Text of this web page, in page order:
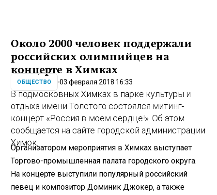
Около 2000 человек поддержали
российских олимпийцев на
концерте в Химках
ОБЩЕСТВО 03 февраля 2018 16:33
В подмосковных Химках в парке культуры и
отдыха имени Толстого состоялся митинг-
концерт «Россия в моем сердце!» . Об этом
сообщается на сайте городской администрации
Химок.
Организатором мероприятия в Химках выступает
Торгово-промышленная палата городского округа.
На концерте выступили популярный российский
певец и композитор Доминик Джокер, а также